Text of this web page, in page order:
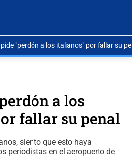
pide "perdón a los italianos" por fallar su
a los
fallar su penal
siento que esto haya
periodistas en el aeropuerto de